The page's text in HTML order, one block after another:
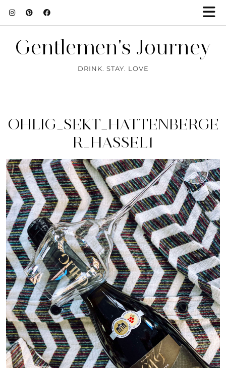
Gentlemen's Journey
DRINK. STAY. LOVE
OHLIG_SEKT_HATTENBERGE
R_HASSEL1